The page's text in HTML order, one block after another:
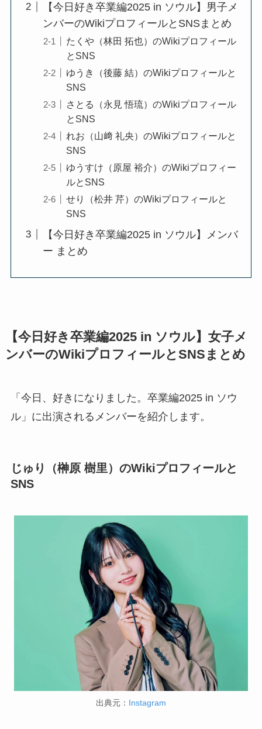
【今日好き卒業編2025 in ソウル】男子メ
ンバーのWikiプロフィールとSNSまとめ
たくや（林田 拓也）のWikiプロフィール
とSNS
ゆうき（後藤 結）のWikiプロフィールと
SNS
さとる（永見 悟琉）のWikiプロフィール
とSNS
れお（山﨑 礼央）のWikiプロフィールと
SNS
ゆうすけ（原屋 裕介）のWikiプロフィー
ルとSNS
せり（松井 芹）のWikiプロフィールと
SNS
【今日好き卒業編2025 in ソウル】メンバ
ー まとめ
【今日好き卒業編2025 in ソウル】女子メ
ンバーのWikiプロフィールとSNSまとめ
「今日、好きになりました。卒業編2025 in ソウ
ル」に出演されるメンバーを紹介します。
じゅり（榊原 樹里）のWikiプロフィールと
SNS
出典元： Instagram